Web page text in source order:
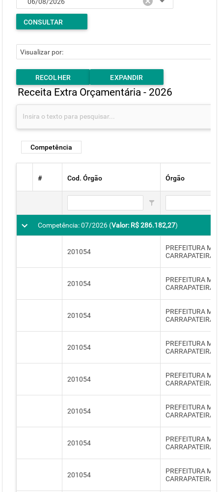
CONSULTAR
RECOLHER EXPANDIR
Receita Extra Orçamentária - 2026
Competência
# Cod. Órgão Órgão
Competência: 07/2026 (Valor: R$ 286.182,27)
201054
PREFEITURA
CARRAPATEIRA
201054
PREFEITURA
CARRAPATEIRA
201054
PREFEITURA
CARRAPATEIRA
201054
PREFEITURA
CARRAPATEIRA
201054
PREFEITURA
CARRAPATEIRA
201054
PREFEITURA
CARRAPATEIRA
201054
PREFEITURA
CARRAPATEIRA
201054
PREFEITURA
CARRAPATEIRA